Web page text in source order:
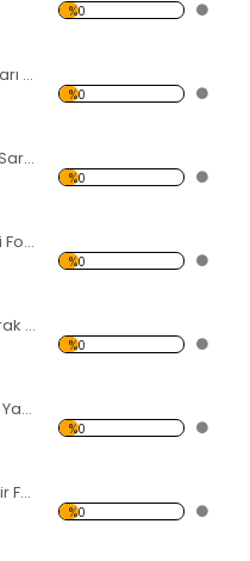
%0
Siyah Çakıl Taşı ve Sarı Çiçek Forex Tablo
%0
İstanbul Yere Batan Sarnıcı Forex Tablo
%0
Şişe İçerisinde Gemi Forex Tablo
%0
At Kestanesi ve Yaprak Forex Tablo
%0
Kumsalda Freedom Yazısı Forex Tablo
%0
Beyaz Tekne ve Şehir Forex Tablo
%0